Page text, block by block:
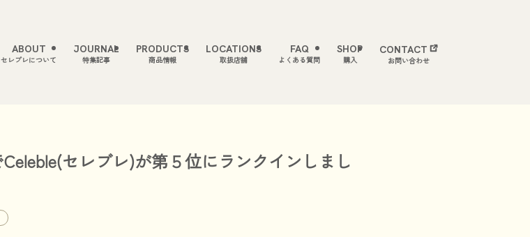
ABOUT
セレブレについて
JOURNAL
特集記事
PRODUCTS
商品情報
LOCATIONS
取扱店舗
FAQ
よくある質問
SHOP
購入
CONTACT
お問い合わせ
セレブレ)が第５位にランクインしまし